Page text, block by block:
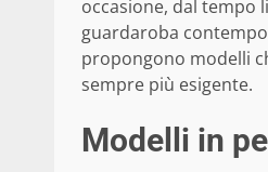
occasione, dal tempo
guardaroba
propongono modelli
sempre più esigente.
Modelli in